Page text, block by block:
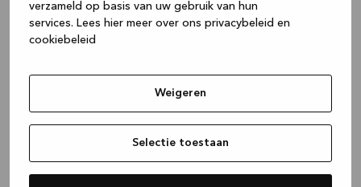
verzameld op basis van uw gebruik van hun
services. Lees hier meer over ons privacybeleid en
cookiebeleid
Weigeren
Selectie toestaan
(see the browser console for more
information).